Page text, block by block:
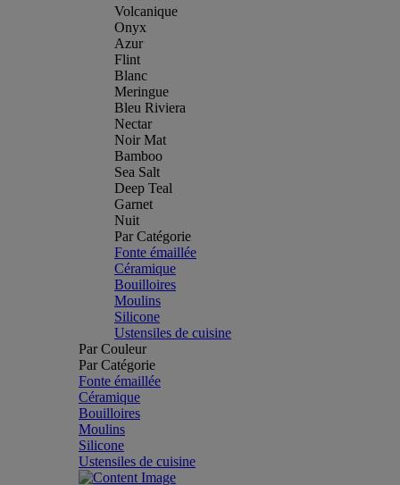
Volcanique
Onyx
Azur
Flint
Blanc
Meringue
Bleu Riviera
Nectar
Noir Mat
Bamboo
Sea Salt
Deep Teal
Garnet
Nuit
Par Catégorie
Fonte émaillée
Céramique
Bouilloires
Moulins
Silicone
Ustensiles de cuisine
Par Couleur
Par Catégorie
Fonte émaillée
Céramique
Bouilloires
Moulins
Silicone
Ustensiles de cuisine